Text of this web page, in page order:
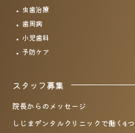
虫歯治療
歯周病
小児歯科
予防ケア
スタッフ募集
院長からのメッセージ
しじまデンタルクリニックで働く4